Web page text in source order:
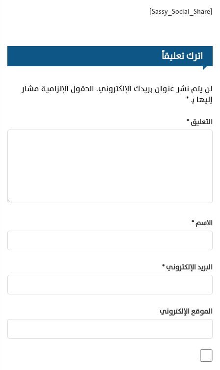
[Sassy_Social_Share]
اترك تعليقاً
لن يتم نشر عنوان بريدك الإلكتروني. الحقول الإلزامية مشار
إليها بـ*
التعليق*
الاسم*
البريد الإلكتروني*
الموقع الإلكتروني